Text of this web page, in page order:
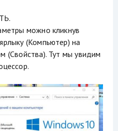
можно кликнув
(Компьютер) на
(Свойства). Тут мы увидим